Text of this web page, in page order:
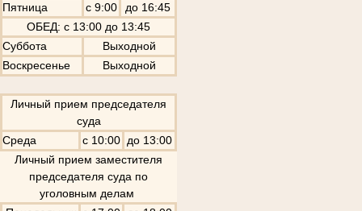
Пятница
с 9:00
до 16:45
ОБЕД: с 13:00 до 13:45
Суббота
Выходной
Воскресенье
Выходной
Личный прием председателя
суда
Среда
с 10:00 до 13:00
Личный прием заместителя
председателя суда по
уголовным делам